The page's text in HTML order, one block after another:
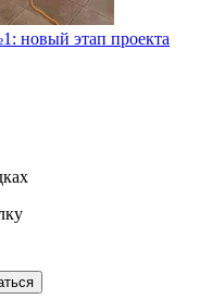
новый этап проекта